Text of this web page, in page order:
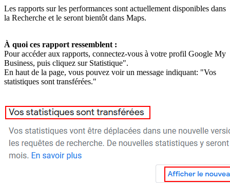
Les rapports sur les performances sont actuellement disponibles dans
la Recherche et le seront bientôt dans Maps.
À quoi ces rapport ressemblent :
Pour accéder aux rapports, connectez-vous à votre profil Google My
Business, puis cliquez sur Statistique".
En haut de la page, vous pouvez voir un message indiquant: "Vos
statistiques sont transférées."